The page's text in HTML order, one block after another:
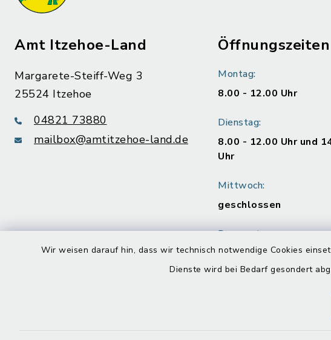
Wir weisen darauf hin, dass wir technisch notwendige Cookies
Dienste wird bei Bedarf gesondert
Amt Itzehoe-Land
Margarete-Steiff-Weg 3
25524 Itzehoe
04821 73880
mailbox@amtitzehoe-land.de
Öffnungszeiten
Montag:
8.00 - 12.00 Uhr
Dienstag:
8.00 - 12.00 Uhr und
Uhr
Mittwoch:
geschlossen
Donnerstag:
8.00 - 12.00 Uhr und
Uhr